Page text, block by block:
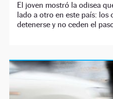
El joven mostró la odisea
lado a otro en este país: los
detenerse y no ceden el